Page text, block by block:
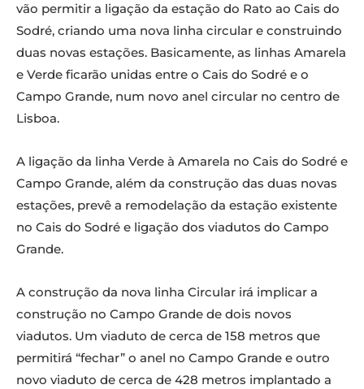
vão permitir a ligação da estação do Rato ao Cais do
Sodré, criando uma nova linha circular e construindo
duas novas estações. Basicamente, as linhas Amarela
e Verde ficarão unidas entre o Cais do Sodré e o
Campo Grande, num novo anel circular no centro de
Lisboa.
A ligação da linha Verde à Amarela no Cais do Sodré e
Campo Grande, além da construção das duas novas
estações, prevê a remodelação da estação existente
no Cais do Sodré e ligação dos viadutos do Campo
Grande.
A construção da nova linha Circular irá implicar a
construção no Campo Grande de dois novos
viadutos. Um viaduto de cerca de 158 metros que
permitirá “fechar” o anel no Campo Grande e outro
novo viaduto de cerca de 428 metros implantado a